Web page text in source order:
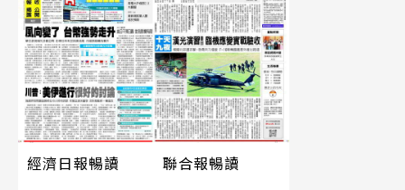
經濟日報暢讀 聯合報暢讀